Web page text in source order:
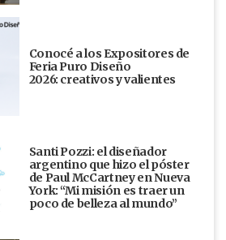
Conocé a los Expositores de
Feria Puro Diseño
2026: creativos y valientes
Santi Pozzi: el diseñador
argentino que hizo el póster
de Paul McCartney en Nueva
York: “Mi misión es traer un
poco de belleza al mundo”